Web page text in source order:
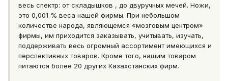
весь спектр: от складышков , до двуручных мечей. Ножи,
это 0,001 % веса нашей фирмы. При небольшом
количестве народа, являющемся «мозговым центром»
фирмы, им приходится заказывать, учитывать, изучать,
поддерживать весь огромный ассортимент имеющихся и
перспективных товаров. Кроме того, нашим товаром
питаются более 20 других Казахстанских фирм.